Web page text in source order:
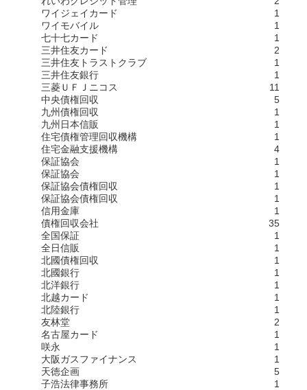
ワイジェイカード
1
ワイモバイル
1
七十七カード
1
三井住友カード
2
三井住友トラストクラブ
1
三井住友銀行
1
三菱ＵＦＪニコス
11
中央債権回収
5
九州債権回収
1
九州日本信販
1
住宅債権管理回収機構
1
住宅金融支援機構
4
保証協会
1
保証協会
1
保証協会債権回収
1
保証協会債権回収
1
信用金庫
1
債権回収会社
35
全国保証
1
全日信販
1
北國債権回収
1
北國銀行
1
北洋銀行
1
北越カード
1
北陸銀行
1
友林堂
2
名古屋カード
1
咲永
1
大阪ガスファイナンス
1
天徳企画
5
子浩法律事務所
1